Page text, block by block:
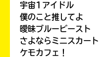
宇宙1アイドル
僕のこと推してよ
曖昧ブルービースト
さよならミニスカート
ケモカフェ！